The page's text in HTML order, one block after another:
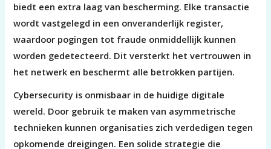
biedt een extra laag van bescherming. Elke transactie
wordt vastgelegd in een onveranderlijk register,
waardoor pogingen tot fraude onmiddellijk kunnen
worden gedetecteerd. Dit versterkt het vertrouwen in
het netwerk en beschermt alle betrokken partijen.
Cybersecurity is onmisbaar in de huidige digitale
wereld. Door gebruik te maken van asymmetrische
technieken kunnen organisaties zich verdedigen tegen
opkomende dreigingen. Een solide strategie die